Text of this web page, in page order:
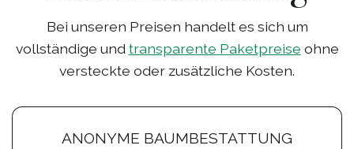
Bei unseren Preisen handelt es sich um
vollständige und transparente Paketpreise ohne
versteckte oder zusätzliche Kosten.
ANONYME BAUMBESTATTUNG